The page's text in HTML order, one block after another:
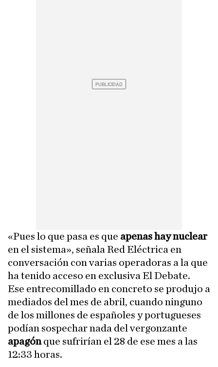
«Pues lo que pasa es que apenas hay nuclear
en el sistema», señala Red Eléctrica en
conversación con varias operadoras a la que
ha tenido acceso en exclusiva El Debate.
Ese entrecomillado en concreto se produjo a
mediados del mes de abril, cuando ninguno
de los millones de españoles y portugueses
podían sospechar nada del vergonzante
apagónque sufrirían el 28 de ese mes a las
12:33 horas.